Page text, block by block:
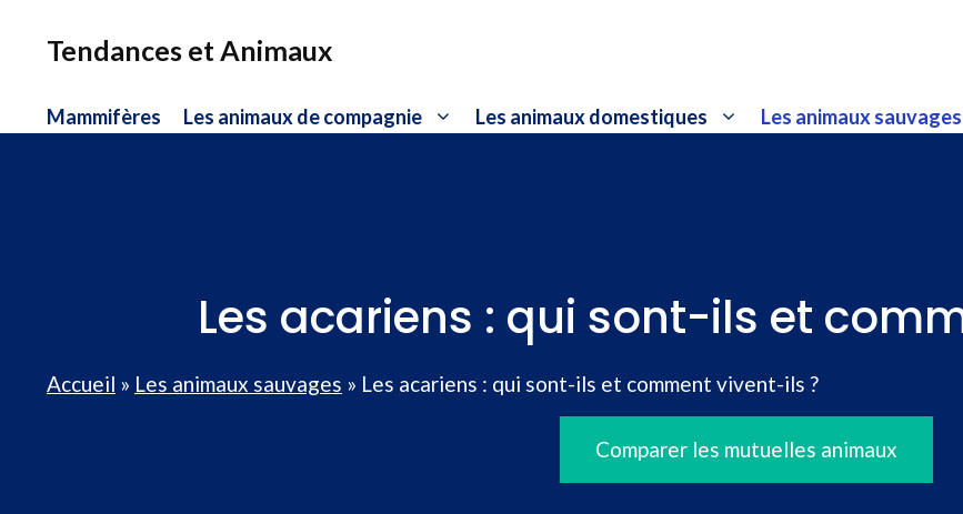
Tendances et Animaux
Mammifères Les animaux de compagnie Les animaux domestiques Les animaux sauvages
Les acariens : qui sont-ils et
Accueil » Les animaux sauvages » Les acariens : qui sont-ils et comment vivent-ils ?
Comparer les mutuelles animaux